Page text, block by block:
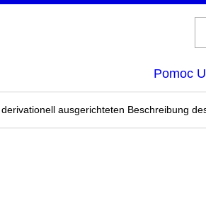
Pomoc
ausgerichteten Beschreibung